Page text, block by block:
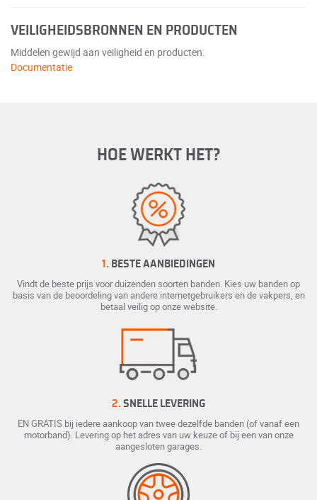
VEILIGHEIDSBRONNEN EN PRODUCTEN
Middelen gewijd aan veiligheid en producten.
Documentatie
HOE WERKT HET?
1. BESTE AANBIEDINGEN
Vindt de beste prijs voor duizenden soorten banden. Kies uw banden op
basis van de beoordeling van andere internetgebruikers en de vakpers, en
betaal veilig op onze website.
2. SNELLE LEVERING
EN GRATIS bij iedere aankoop van twee dezelfde banden (of vanaf een
motorband). Levering op het adres van uw keuze of bij een van onze
aangesloten garages.